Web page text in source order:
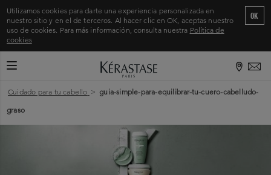
Utilizamos cookies para darte una experiencia personalizada en
nuestro sitio y en el de terceros. Al hacer clic en OK, aceptas nuestro
uso de cookies. Para más información, consulta nuestra Política de
cookies
OK
CAMBIAR MODO DE NAVEGACIÓN
Cuidado para tu cabello > guia-simple-para-equilibrar-tu-cuero-cabelludo-
graso